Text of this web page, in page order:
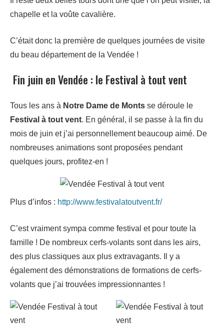
chapelle et la voûte cavalière.
C’était donc la première de quelques journées de visite
du beau département de la Vendée !
Fin juin en Vendée : le Festival à tout vent
Tous les ans à Notre Dame de Monts se déroule le
Festival à tout vent. En général, il se passe à la fin du
mois de juin et j’ai personnellement beaucoup aimé. De
nombreuses animations sont proposées pendant
quelques jours, profitez-en !
Plus d’infos : http://www.festivalatoutvent.fr/
C’est vraiment sympa comme festival et pour toute la
famille ! De nombreux cerfs-volants sont dans les airs,
des plus classiques aux plus extravagants. Il y a
également des démonstrations de formations de cerfs-
volants que j’ai trouvées impressionnantes !